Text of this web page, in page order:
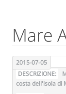
Mare
2015-07-05
DESCRIZIONE:
costa dell'isola di